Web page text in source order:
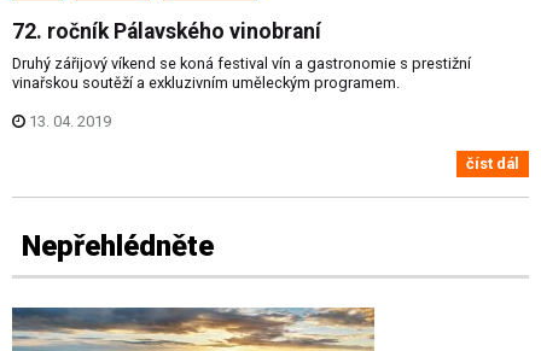
72. ročník Pálavského vinobraní
Druhý zářijový víkend se koná festival vín a gastronomie s prestižní
vinařskou soutěží a exkluzivním uměleckým programem.
13. 04. 2019
číst dál
Nepřehlédněte